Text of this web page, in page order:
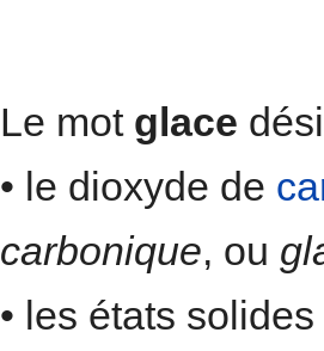
Le mot glace
• le dioxyde de
carbonique, ou
• les états